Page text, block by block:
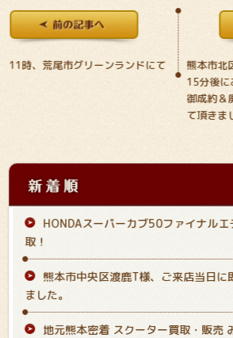
11時、荒尾市グリーンランドにて 熊本市北
15分後に
御成約＆
て頂きま
HONDAスーパーカブ50ファイナル
取！
熊本市中央区渡鹿T様、ご来店当日に
ました。
地元熊本密着 スクーター買取・販売